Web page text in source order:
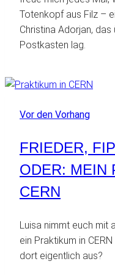
Totenkopf aus Filz –
Christina Adorjan,
Postkasten lag.
Vor den Vorhang
FRIEDER,
ODER: MEIN
CERN
Luisa nimmt euch mit
ein Praktikum in
dort eigentlich aus?